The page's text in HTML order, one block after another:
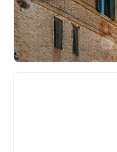
Appio Claudio -
Miglio
Bilocale Appartamento